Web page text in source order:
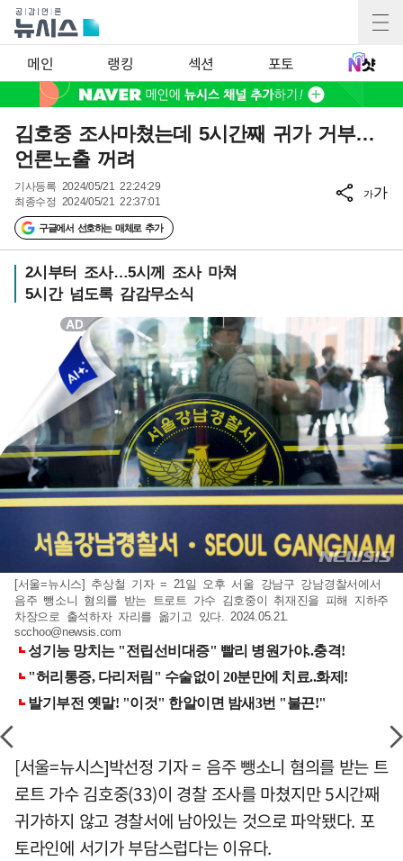
메인 랭킹 섹션 포토
김호중 조사마쳤는데 5시간째 귀가 거부…
언론노출 꺼려
기사등록 2024/05/21 22:24:29
최종수정 2024/05/21 22:37:01
구글에서 선호하는 매체로 추가
가가
2시부터 조사…5시께 조사 마쳐
5시간 넘도록 감감무소식
[서울=뉴시스] 추상철 기자 = 21일 오후 서울 강남구 강남경찰서에서
음주 뺑소니 혐의를 받는 트로트 가수 김호중이 취재진을 피해 지하주
차장으로 출석하자 자리를 옮기고 있다. 2024.05.21.
scchoo@newsis.com
[서울=뉴시스]박선정 기자 = 음주 뺑소니 혐의를 받는 트
로트 가수 김호중(33)이 경찰 조사를 마쳤지만 5시간째
귀가하지 않고 경찰서에 남아있는 것으로 파악됐다. 포
토라인에 서기가 부담스럽다는 이유다.